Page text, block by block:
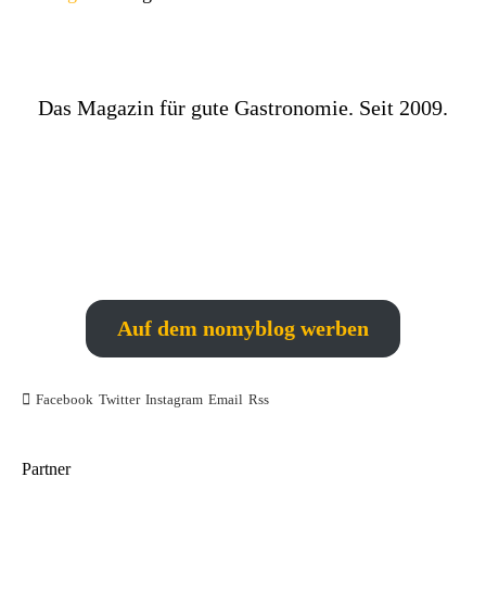
Das Magazin für gute Gastronomie. Seit 2009.
Auf dem nomyblog werben
Facebook Twitter Instagram Email Rss
Partner